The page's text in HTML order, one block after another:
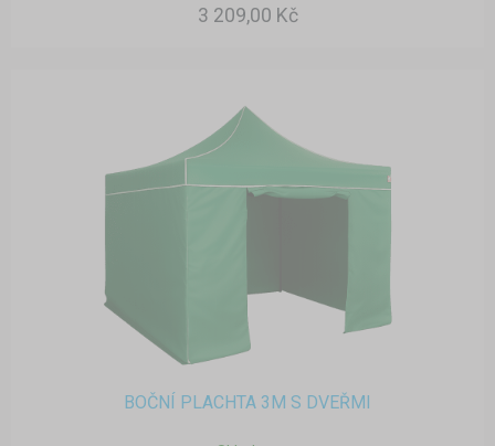
3 209,00 Kč
BOČNÍ PLACHTA 3M S DVEŘMI